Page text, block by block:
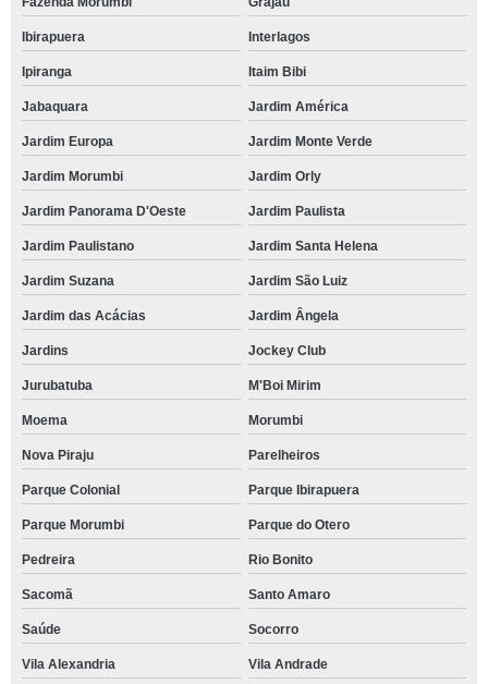
Ibirapuera Interlagos
Ipiranga Itaim Bibi
Jabaquara Jardim América
Jardim Europa Jardim Monte Verde
Jardim Morumbi Jardim Orly
Jardim Panorama D'Oeste Jardim Paulista
Jardim Paulistano Jardim Santa Helena
Jardim Suzana Jardim São Luiz
Jardim das Acácias Jardim Ângela
Jardins Jockey Club
Jurubatuba M'Boi Mirim
Moema Morumbi
Nova Piraju Parelheiros
Parque Colonial Parque Ibirapuera
Parque Morumbi Parque do Otero
Pedreira Rio Bonito
Sacomã Santo Amaro
Saúde Socorro
Vila Alexandria Vila Andrade